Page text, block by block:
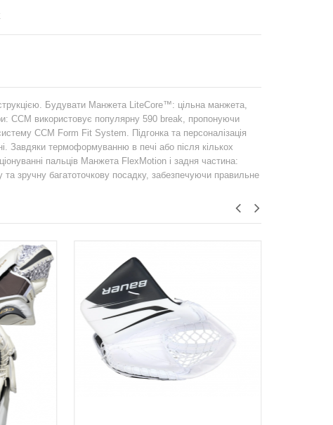
Будувати Манжета LiteCore™: цільна манжета,
CCM використовує популярну 590 break, пропонуючи
CCM Form Fit System. Підгонка та персоналізація
Завдяки термоформуванню в печі або після кількох
пальців Манжета FlexMotion і задня частина:
зручну багатоточкову посадку, забезпечуючи правильне